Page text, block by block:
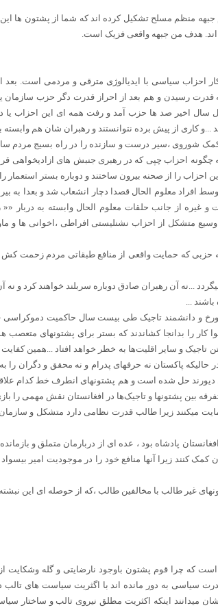
جبهه منظم مسلح تشکیل کرده اند که شما از پشتون ها
هدف من جبهه واقعی فزیک است.
احزاب سیاسی با ایدیالوژی مترقی و مردمی است.
قدرت رسیدن و هم بعد از احراز قدرت دگر حزب سازمان
سال اخیر صد ها حزب آمد و رفت همه ای این احزاب
از پیش برده نتوانستند و رهبران شان هم وابسته با
کمک شوروی ،سیر درست و سازنده را در راه بسیج
چگونه احزاب چپی که در رهبری جنبش های ازادیخواهی
را از صحنه بیرون ساختند و دوباره بستر استعمار را
افراد معلوم الحال قصدا دچار انشعاب شد و بعدا به
از جانب حلقات معلوم الحال وابسته به دربار ««
و بعد از ششم جدی 1979 جبهه ای وسیع متشکل از احزاب نشنلیستی
حزبی که حمایت واقعی از منافع طبقاتی مردم زحمت کش
...نه آن رهبران صادق دوباره سربلند خواهند کرد و نه
...
و دانشمند تاجیک طی بیست سال حاکمیت دموکراسی
کار را بدانجا کشاندند که بستر برای پشتونهای
و سایر اقلیت‌ها به خطر خواهد افتاد ...همین
حالیکه پاکستان نه حرفهای پدرام و نه محقق و دگران
حل شده است و هم پشتونهای انطرف خط کدام
بین پشتونها و تاجیک‌ها در افغانستان نقش مهمی را
میکنند زیرا طالب قدرت نظامی دارد متشکل و
پادشاه بود ، عده ای از دربارمان متملق و
کنند زیرا آنها منافع خود را در موجودیت امیر
غیر طالب با مخالفین طالب ،که از حوصله ای این
چرا قوم پشتون باوجود نارضایتی و گله وشکایت از
سیاسی به دور مانده اند با اگثریت سیاست های
میدانند اینکه اکثریت مطلق نیروی تالب و ساختار